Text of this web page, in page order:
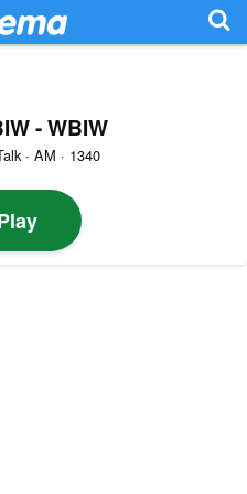
- WBIW
· AM · 1340